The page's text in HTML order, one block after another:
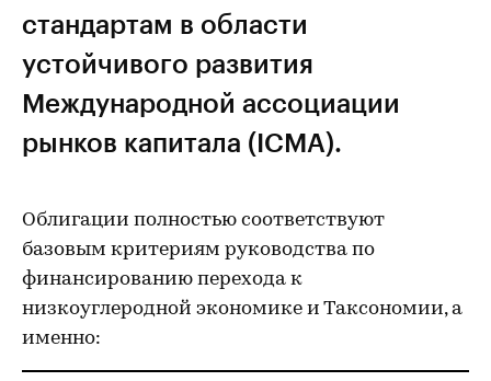
стандартам в области
устойчивого развития
Международной ассоциации
рынков капитала (ICMA).
Облигации полностью соответствуют
базовым критериям руководства по
финансированию перехода к
низкоуглеродной экономике и Таксономии, а
именно: